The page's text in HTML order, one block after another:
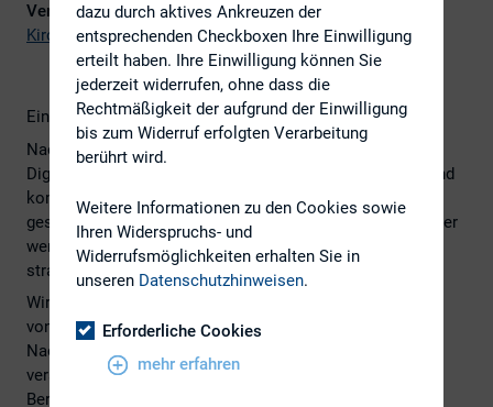
Veranstalter:
Kirchhoff Consult
Einladung zu den Kirchhoff Reporting Days.
Nachhaltigkeit, ESG, regulatorische Neuerungen und
Digitalisierung. Die Anforderungen an gutes Reporting sind
komplex. Sie wollen Ihr Reporting inhaltlich und
gestalterisch weiterentwickeln? Sie wollen noch sichtbarer
werden und benötigen Sparring im Hinblick auf die
strategische Ausrichtung Ihrer Berichterstattung?
Wir verschaffen Ihnen einen Überblick und zeigen anhand
von praxisnahen Fallbeispielen aus den Bereichen
Nachhaltigkeit, Regulatorik und Kommunikation
verschiedene Optimierungspotenziale für Ihre
Berichterstattung – und wir klären Ihre Fragen mit
dazu durch aktives Ankreuzen der
entsprechenden Checkboxen Ihre Einwilligung
erteilt haben. Ihre Einwilligung können Sie
jederzeit widerrufen, ohne dass die
Rechtmäßigkeit der aufgrund der Einwilligung
bis zum Widerruf erfolgten Verarbeitung
berührt wird.
Weitere Informationen zu den Cookies sowie
Ihren Widerspruchs- und
Widerrufsmöglichkeiten erhalten Sie in
unseren Datenschutzhinweisen.
Erforderliche Cookies
mehr erfahren